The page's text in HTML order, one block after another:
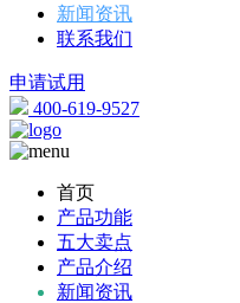
新闻资讯
联系我们
申请试用
400-619-9527
首页
产品功能
五大卖点
产品介绍
新闻资讯